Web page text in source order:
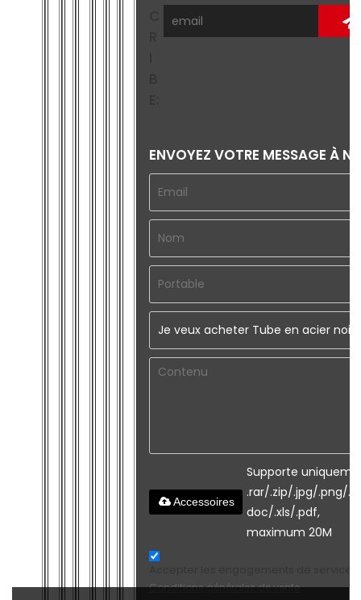
ENVOYEZ VOTRE MESSAGE À
Supporte
.rar/.zip/.jpg/.png/
doc/.xls/.pdf,
maximum 20M
Accessoires
Conditions générales de vente